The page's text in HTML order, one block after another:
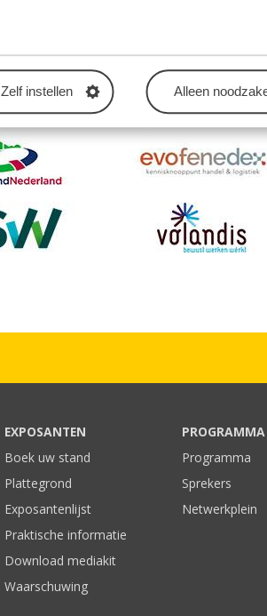
Zelf instellen Alleen
EXPOSANTEN
Boek uw stand
Plattegrond
Exposantenlijst
Praktische informatie
Download mediakit
Waarschuwing
PROGRAMMA
Programma
Sprekers
Netwerkplein